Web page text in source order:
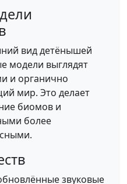
вид детёнышей
модели выглядят
и органично
мир. Это делает
биомов и
более
звуковые